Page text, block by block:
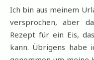
Ich bin aus meinem Urlaub zurück. Zwar etwas später als
versprochen, aber
Rezept für ein Eis,
kann. Übrigens habe